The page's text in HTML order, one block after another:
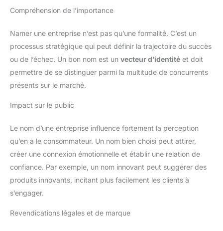
Compréhension de l’importance
Namer une entreprise n’est pas qu’une formalité. C’est un
processus stratégique qui peut définir la trajectoire du succès
ou de l’échec. Un bon nom est un vecteur d’identité et doit
permettre de se distinguer parmi la multitude de concurrents
présents sur le marché.
Impact sur le public
Le nom d’une entreprise influence fortement la perception
qu’en a le consommateur. Un nom bien choisi peut attirer,
créer une connexion émotionnelle et établir une relation de
confiance. Par exemple, un nom innovant peut suggérer des
produits innovants, incitant plus facilement les clients à
s’engager.
Revendications légales et de marque